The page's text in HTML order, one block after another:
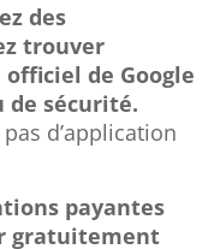
des
trouver
de Google
de sécurité.
d’application
payantes
gratuitement